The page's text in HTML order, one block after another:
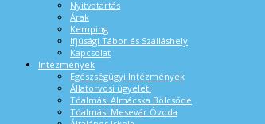
Nyitvatartás
Árak
Kemping
Ifjúsági Tábor és Szálláshely
Kapcsolat
Intézmények
Egészségügyi Intézmények
Állatorvosi ügyeleti
Tóalmási Almácska Bölcsőde
Tóalmási Mesevár Óvoda